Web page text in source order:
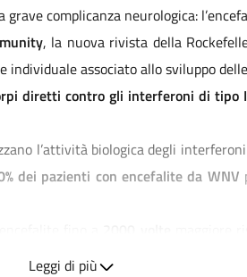
complicanza neurologica:
, la nuova rivista della
associato allo sviluppo
diretti contro gli interferoni di tipo I
l’attività biologica degli
dei pazienti con encefalite da WNV
alle malattie infettive.
Leggi di più